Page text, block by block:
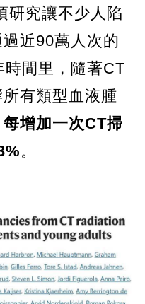
研究讓不少人陷
近90萬人次的
時間里，隨著CT
有類型血液腫
每增加一次CT掃
。